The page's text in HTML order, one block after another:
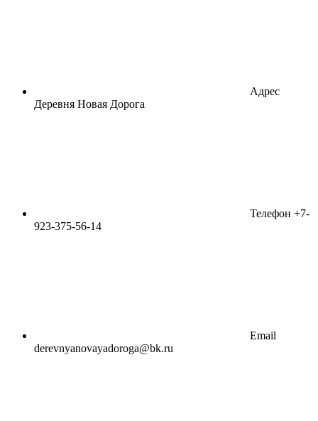
Адрес
Деревня Новая Дорога
Телефон +7-
923-375-56-14
Email
derevnyanovayadoroga@bk.ru